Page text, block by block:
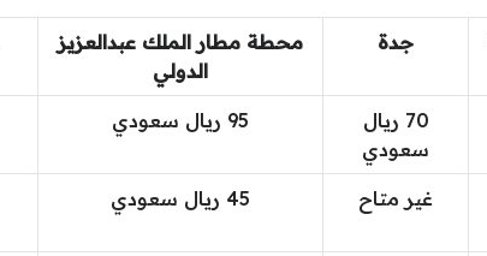
جدة
محطة مطار الملك عبدالعزيز
الدولي
70 ريال
سعودي
95 ريال سعودي
غير متاح 45 ريال سعودي